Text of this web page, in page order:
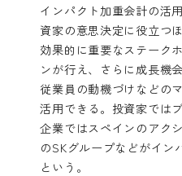
インパクト加重会計の活
資家の意思決定に役立つ
効果的に重要なステーク
ンが行え、さらに成長機
従業員の動機づけなどの
活用できる。投資家では
企業ではスペインのアク
のSKグループなどがイン
という。